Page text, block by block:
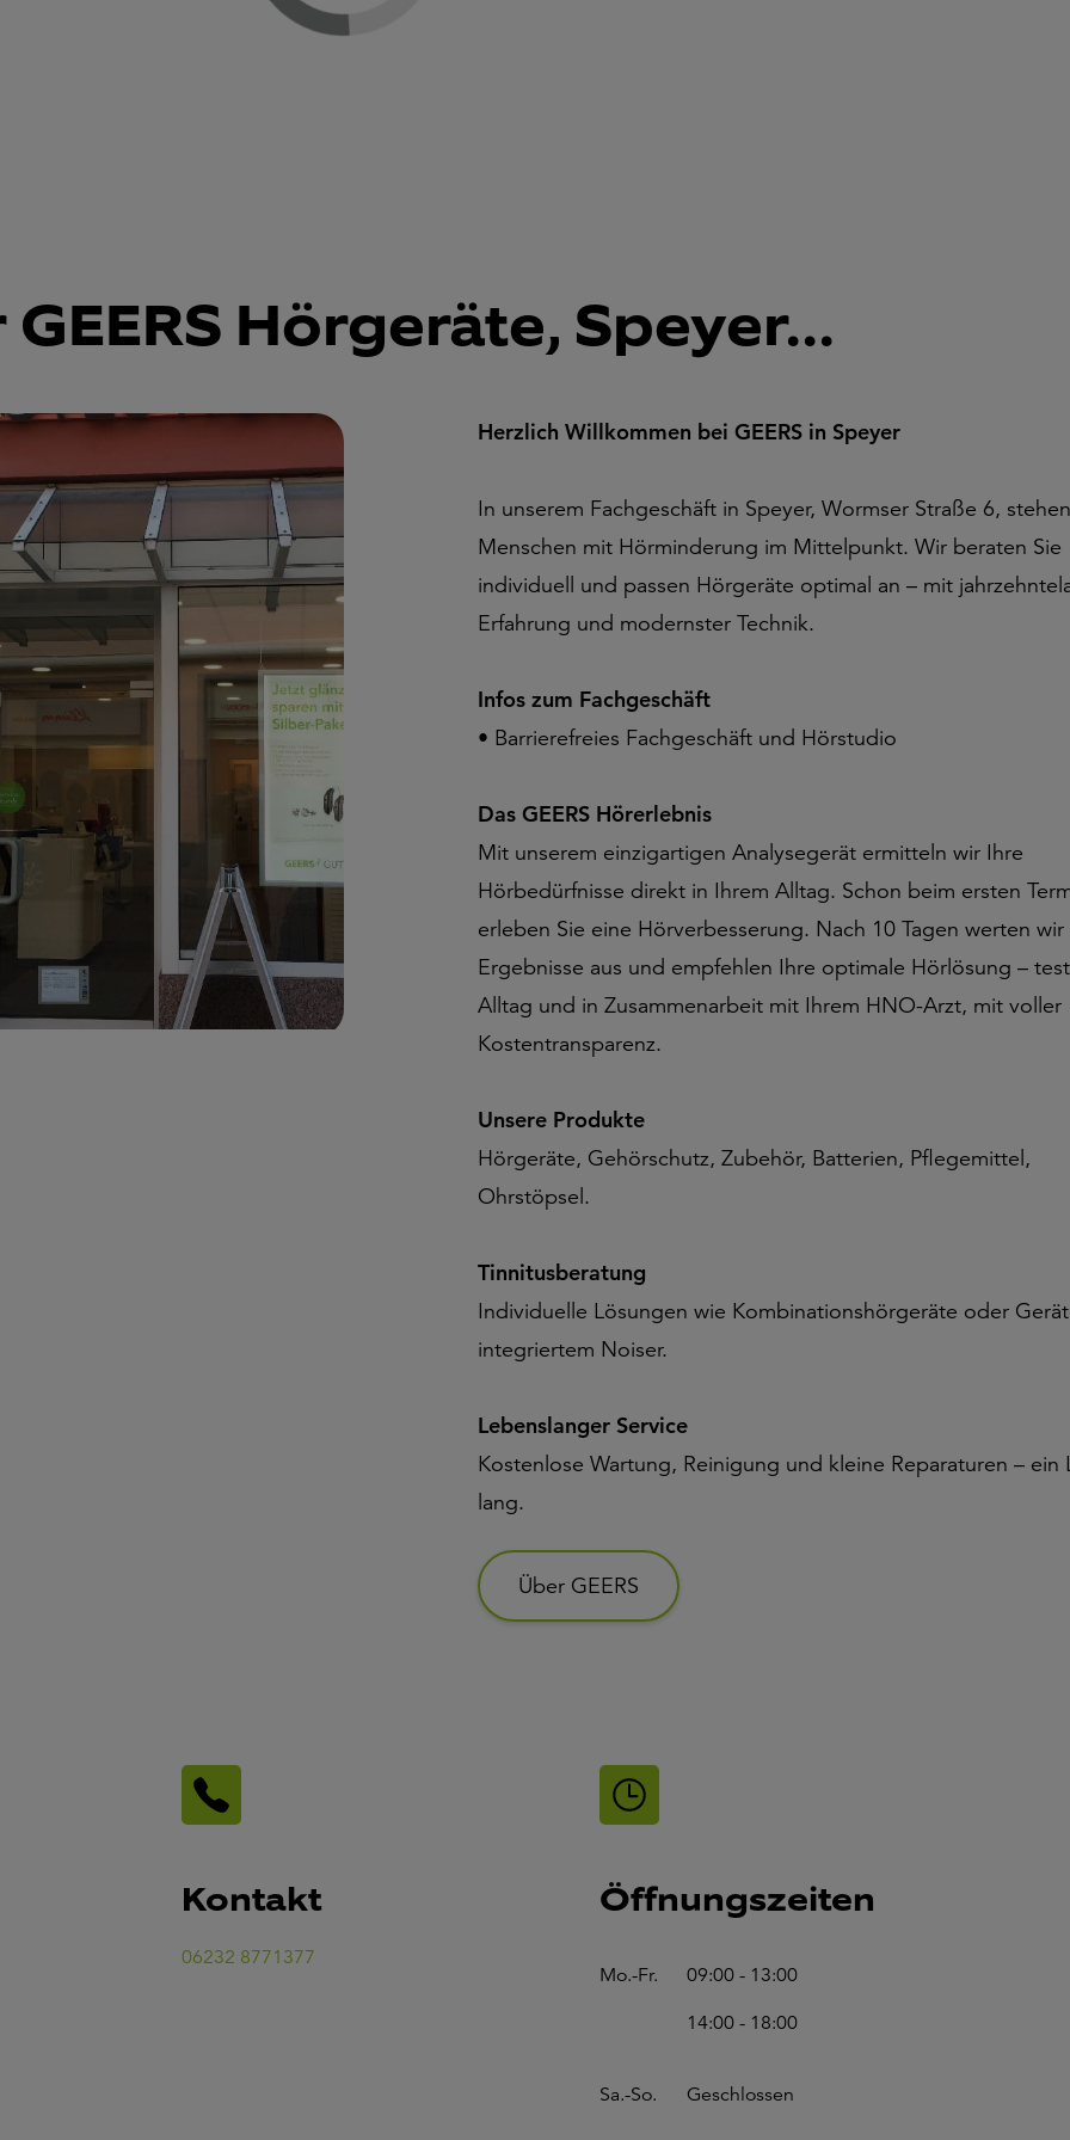
Hörgeräte, Speyer...
Herzlich Willkommen bei GEERS in Speyer
In unserem Fachgeschäft in Speyer, Wormser Straße 6, stehen
Menschen mit Hörminderung im Mittelpunkt. Wir beraten Sie
individuell und passen Hörgeräte optimal an – mit
Erfahrung und modernster Technik.
Infos zum Fachgeschäft
• Barrierefreies Fachgeschäft und Hörstudio
Das GEERS Hörerlebnis
Mit unserem einzigartigen Analysegerät ermitteln wir Ihre
Hörbedürfnisse direkt in Ihrem Alltag. Schon beim ersten
erleben Sie eine Hörverbesserung. Nach 10 Tagen werten
Ergebnisse aus und empfehlen Ihre optimale Hörlösung –
Alltag und in Zusammenarbeit mit Ihrem HNO-Arzt, mit voller
Kostentransparenz.
Unsere Produkte
Hörgeräte, Gehörschutz, Zubehör, Batterien, Pflegemittel,
Ohrstöpsel.
Tinnitusberatung
Individuelle Lösungen wie Kombinationshörgeräte oder
integriertem Noiser.
Lebenslanger Service
Kostenlose Wartung, Reinigung und kleine Reparaturen – ein
lang.
Über GEERS
Kontakt
06232 8771377
Öffnungszeiten
Mo.-Fr.
09:00 - 13:00
14:00 - 18:00
Sa.-So. Geschlossen